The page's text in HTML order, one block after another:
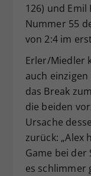
126) und
Nummer 55
von 2:4 im
Erler/Miedler
auch
das Break
die beiden
Ursache
zurück: „Alex
Game bei
es schlimmer